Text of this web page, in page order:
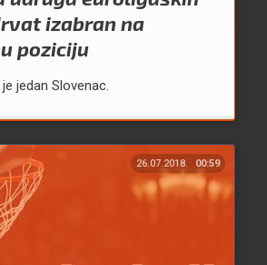
izabran na
poziciju
jedan Slovenac.
26.07.2018. 00:59